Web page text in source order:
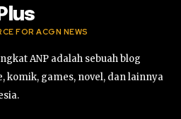
FOR ACGN NEWS
ANP adalah sebuah blog
komik, games, novel, dan lainnya